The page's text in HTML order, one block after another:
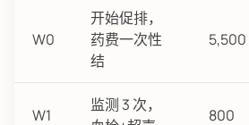
W0
开始促排，
药费一次性
结
5,500
W1
监测 3 次，
800